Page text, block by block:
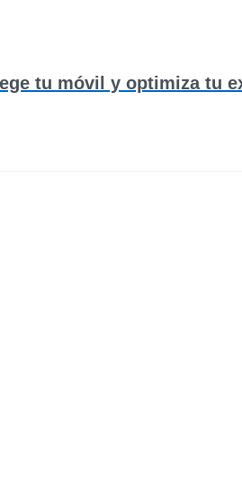
tu móvil y optimiza tu